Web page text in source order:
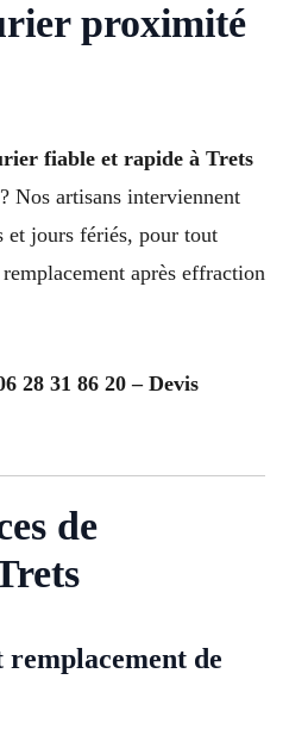
proximité
fiable et rapide à Trets
Nos artisans interviennent
et jours fériés, pour tout
après effraction
28 31 86 20 – Devis
de
remplacement de